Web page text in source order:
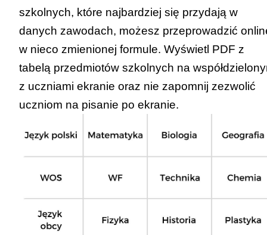
szkolnych, które najbardziej się przydają w
danych zawodach, możesz przeprowadzić
w nieco zmienionej formule. Wyświetl PDF z
tabelą przedmiotów szkolnych na
z uczniami ekranie oraz nie zapomnij zezwolić
uczniom na pisanie po ekranie.